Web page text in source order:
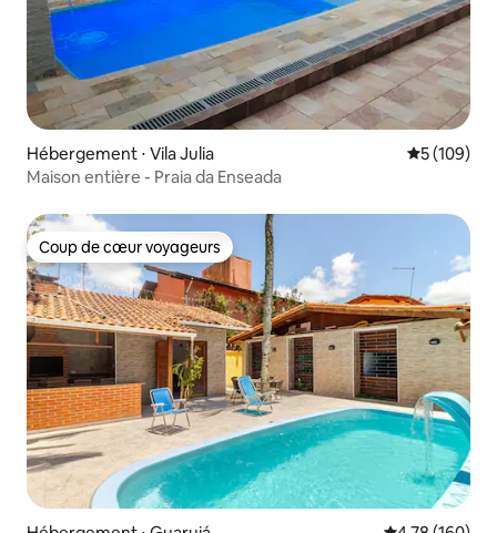
Hébergement ⋅ Vila Julia Évaluation
5 (109)
Maison entière - Praia da Enseada
Coup de cœur voyageurs
Coup de cœur voyageurs